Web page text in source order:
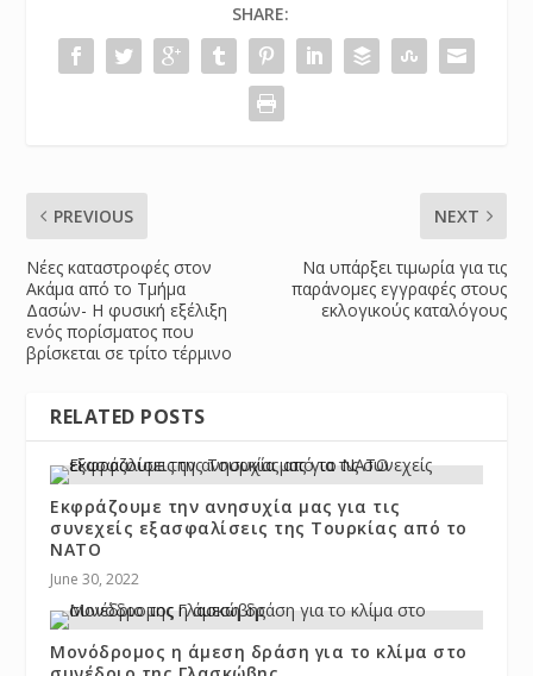
SHARE:
PREVIOUS
Νέες καταστροφές στον
Ακάμα από το Τμήμα
Δασών- Η φυσική εξέλιξη
ενός πορίσματος που
βρίσκεται σε τρίτο τέρμινο
NEXT
Να υπάρξει τιμωρία για τις
παράνομες εγγραφές στους
εκλογικούς καταλόγους
RELATED POSTS
Εκφράζουμε την ανησυχία μας για τις
συνεχείς εξασφαλίσεις της Τουρκίας από το
ΝΑΤΟ
June 30, 2022
Μονόδρομος η άμεση δράση για το κλίμα στο